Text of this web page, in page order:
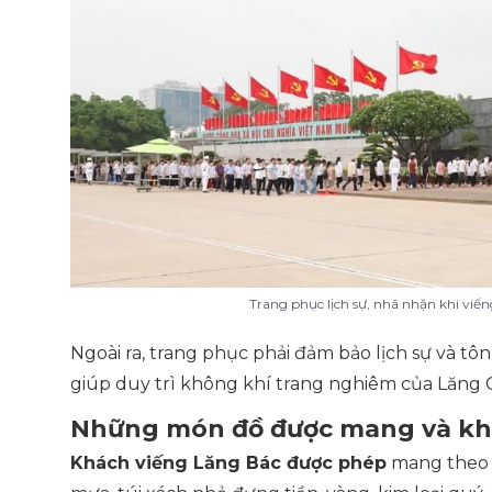
Trang phục lịch sự, nhã nhặn khi
Ngoài ra, trang phục phải đảm bảo lịch sự và
giúp duy trì không khí trang nghiêm của Lăng
Những món đồ được mang và
Khách viếng Lăng Bác được phép mang theo